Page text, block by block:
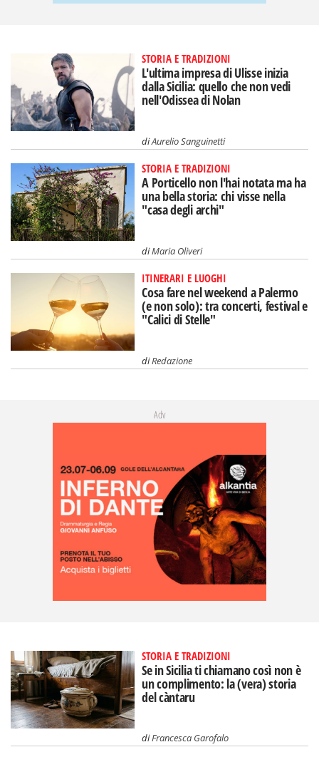
STORIA E TRADIZIONI
L'ultima impresa di Ulisse inizia
dalla Sicilia: quello che non vedi
nell'Odissea di Nolan
diAurelio Sanguinetti
STORIA E TRADIZIONI
A Porticello non l'hai notata ma ha
una bella storia: chi visse nella
"casa degli archi"
diMaria Oliveri
ITINERARI E LUOGHI
Cosa fare nel weekend a Palermo
(e non solo): tra concerti, festival e
"Calici di Stelle"
diRedazione
Adv
STORIA E TRADIZIONI
Se in Sicilia ti chiamano così non è
un complimento: la (vera) storia
del càntaru
diFrancesca Garofalo